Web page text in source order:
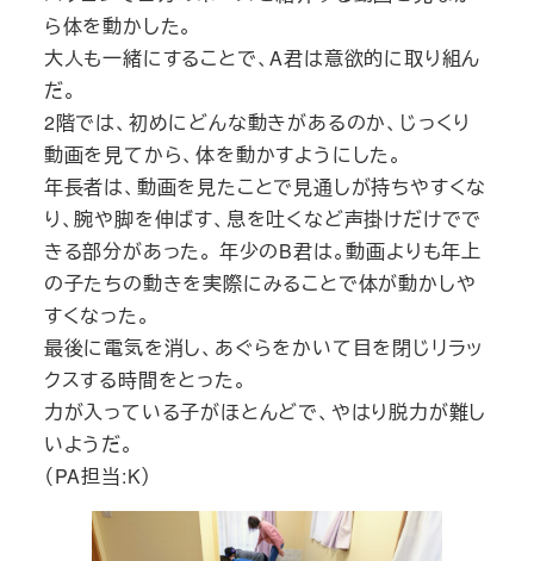
ら体を動かした。
大人も一緒にすることで、A君は意欲的に取り組ん
だ。
2階では、初めにどんな動きがあるのか、じっくり
動画を見てから、体を動かすようにした。
年長者は、動画を見たことで見通しが持ちやすくな
り、腕や脚を伸ばす、息を吐くなど声掛けだけでで
きる部分があった。 年少のB君は。動画よりも年上
の子たちの動きを実際にみることで体が動かしや
すくなった。
最後に電気を消し、あぐらをかいて目を閉じリラッ
クスする時間をとった。
力が入っている子がほとんどで、やはり脱力が難し
いようだ。
（PA担当:K）